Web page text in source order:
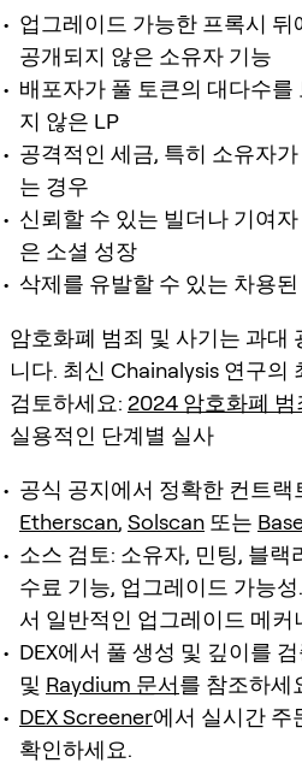
업그레이드 가능한 프록시
공개되지 않은 소유자 기능
배포자가 풀 토큰의 대다수를
지 않은 LP
공격적인 세금, 특히 소유자
는 경우
신뢰할 수 있는 빌더나 기여
은 소셜 성장
삭제를 유발할 수 있는 차용
암호화폐 범죄 및 사기는 과대
니다. 최신 Chainalysis 연구의
검토하세요: 2024 암호화폐 범
실용적인 단계별 실사
공식 공지에서 정확한 컨트랙
Etherscan, Solscan 또는
소스 검토: 소유자, 민팅, 블
수료 기능, 업그레이드 가능성.
서 일반적인 업그레이드 메커
DEX에서 풀 생성 및 깊이를
및 Raydium 문서를 참조하세
DEX Screener에서 실시간 주
확인하세요.